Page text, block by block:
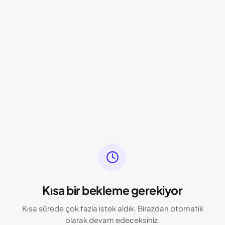
Kısa bir bekleme gerekiyor
Kısa sürede çok fazla istek aldık. Birazdan otomatik
olarak devam edeceksiniz.